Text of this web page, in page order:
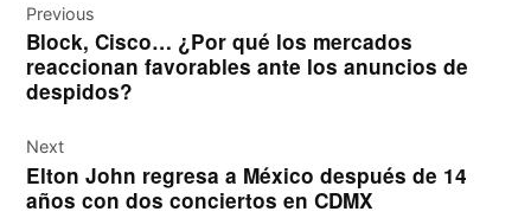
de
entradas
Previous
Block, Cisco… ¿Por qué los mercados
reaccionan favorables ante los anuncios de
despidos?
Next
Elton John regresa a México después de 14
años con dos conciertos en CDMX